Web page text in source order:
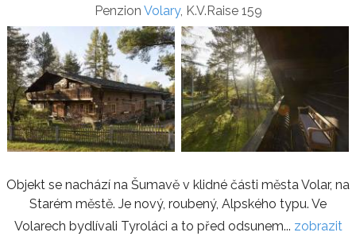
Penzion Volary, K.V.Raise 159
Objekt se nachází na Šumavě v klidné části města Volar, na
Starém městě. Je nový, roubený, Alpského typu. Ve
Volarech bydlívali Tyroláci a to před odsunem... zobrazit